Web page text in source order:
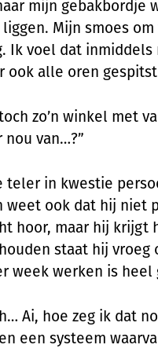
mijn gebakbordje
Mijn smoes
Ik voel dat
ook alle oren
zo’n winkel met
van…?”
teler in kwestie
weet ook dat hij niet
hoor, maar hij krijgt
staat hij vroeg
week werken is
Ai, hoe zeg ik dat
een systeem